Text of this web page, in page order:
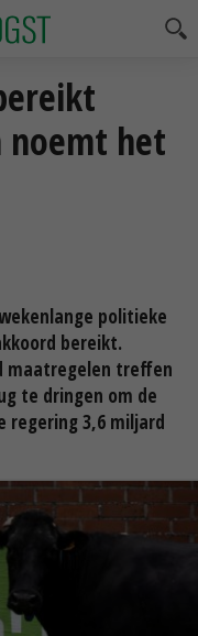
het
politieke
bereikt.
maatregelen treffen
te dringen om de
regering 3,6 miljard